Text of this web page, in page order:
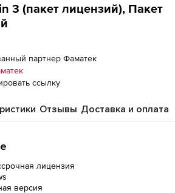
3 (пакет лицензий), Пакет
партнер Фаматек
ссылку
Отзывы Доставка и оплата
лицензия
версия